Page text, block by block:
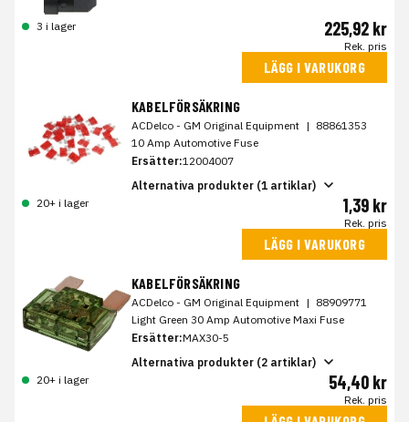
3 i lager 225,92 kr
Rek. pris
LÄGG I VARUKORG
KABELFÖRSÄKRING
ACDelco - GM Original Equipment | 88861353
10 Amp Automotive Fuse
Ersätter:12004007
Alternativa produkter (1 artiklar)
20+ i lager
1,39 kr
Rek. pris
LÄGG I VARUKORG
KABELFÖRSÄKRING
ACDelco - GM Original Equipment | 88909771
Light Green 30 Amp Automotive Maxi Fuse
Ersätter:MAX30-5
Alternativa produkter (2 artiklar)
20+ i lager
54,40 kr
Rek. pris